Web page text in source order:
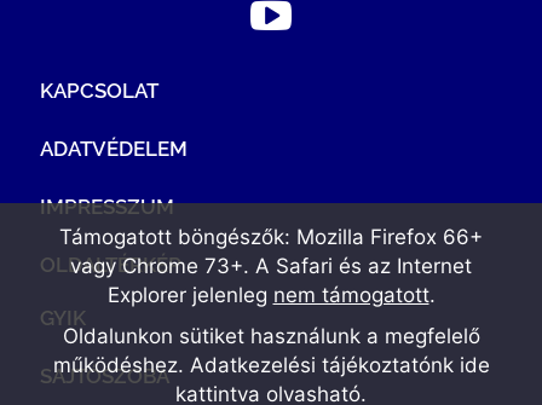
KAPCSOLAT
ADATVÉDELEM
IMPRESSZUM
OLDALTÉRKÉP
GYIK
SAJTÓSZOBA
Támogatott böngészők: Mozilla Firefox 66+
vagy Chrome 73+. A Safari és az Internet
Explorer jelenleg nem támogatott.
Oldalunkon sütiket használunk a megfelelő
működéshez. Adatkezelési tájékoztatónk ide
kattintva olvasható.